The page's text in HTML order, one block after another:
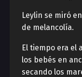
Leylin se miró
de melancolía.
El tiempo era el
los bebés en
secando los